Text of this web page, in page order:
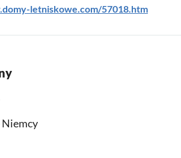
letniskowe.com/57018.htm
Niemcy